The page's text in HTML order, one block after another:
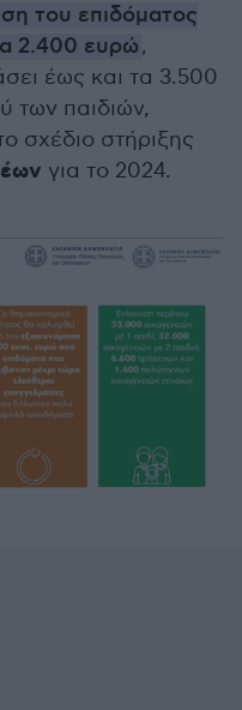
του επιδόματος
2.400 ευρώ,
έως και τα 3.500
των παιδιών,
σχέδιο στήριξης
για το 2024.